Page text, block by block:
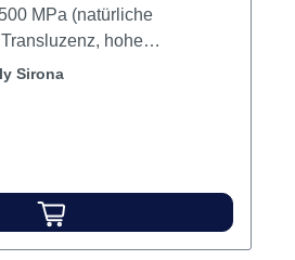
MPa (natürliche
hohe
Farbgenauigkeit
Farbanpassung an
(minimale
schnelle Politur,
reduziert die
Lagerhaltungskosten) Inhalt 15 g Pulver
Sirona